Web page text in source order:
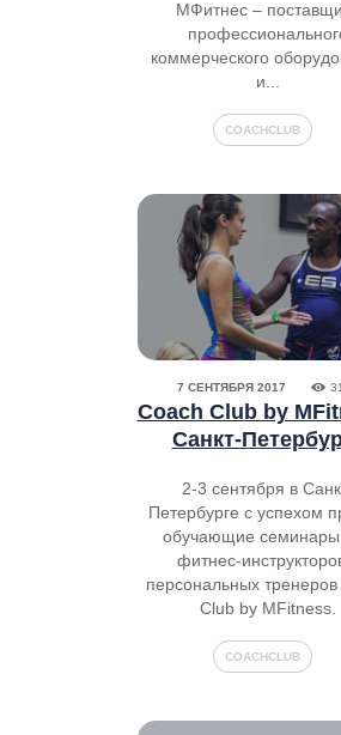
МФитнес –
коммерческого
и...
COACHCLUB
7 СЕНТЯБРЯ 2017
Coach Club by
Санкт-
2-3 сентября в
Петербурге с успехом
обучающие семинары
фитнес-
персональных
Club by MFitness.
COACHCLUB